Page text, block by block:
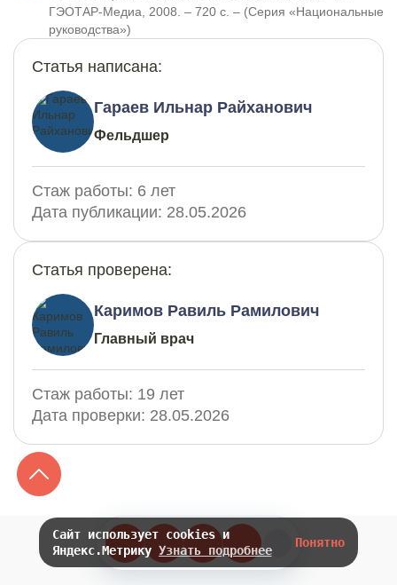
ГЭОТАР-Медиа, 2008. – 720 с. – (Серия «Национальные
руководства»)
Статья написана:
Гараев Ильнар Райханович
Фельдшер
Стаж работы: 6 лет
Дата публикации: 28.05.2026
Статья проверена:
Каримов Равиль Рамилович
Главный врач
Стаж работы: 19 лет
Дата проверки: 28.05.2026
Сайт использует cookies и
Яндекс.Метрику Узнать подробнее
Понятно